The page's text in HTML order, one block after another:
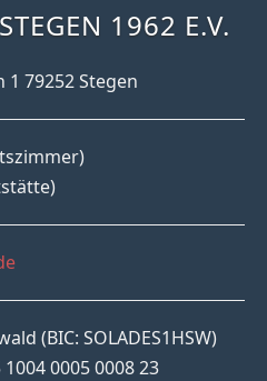
1962 E.V.
1 79252 Stegen
(BIC: SOLADES1HSW)
0005 0008 23